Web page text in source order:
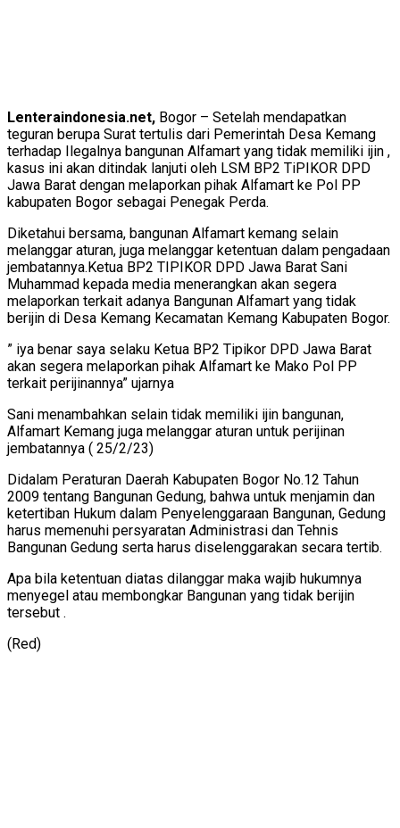
Lenteraindonesia.net, Bogor – Setelah mendapatkan
teguran berupa Surat tertulis dari Pemerintah Desa Kemang
terhadap Ilegalnya bangunan Alfamart yang tidak memiliki ijin ,
kasus ini akan ditindak lanjuti oleh LSM BP2 TiPIKOR DPD
Jawa Barat dengan melaporkan pihak Alfamart ke Pol PP
kabupaten Bogor sebagai Penegak Perda.
Diketahui bersama, bangunan Alfamart kemang selain
melanggar aturan, juga melanggar ketentuan dalam pengadaan
jembatannya. Ketua BP2 TIPIKOR DPD Jawa Barat Sani
Muhammad kepada media menerangkan akan segera
melaporkan terkait adanya Bangunan Alfamart yang tidak
berijin di Desa Kemang Kecamatan Kemang Kabupaten Bogor.
” iya benar saya selaku Ketua BP2 Tipikor DPD Jawa Barat
akan segera melaporkan pihak Alfamart ke Mako Pol PP
terkait perijinannya” ujarnya
Sani menambahkan selain tidak memiliki ijin bangunan,
Alfamart Kemang juga melanggar aturan untuk perijinan
jembatannya ( 25/2/23)
Didalam Peraturan Daerah Kabupaten Bogor No.12 Tahun
2009 tentang Bangunan Gedung, bahwa untuk menjamin dan
ketertiban Hukum dalam Penyelenggaraan Bangunan, Gedung
harus memenuhi persyaratan Administrasi dan Tehnis
Bangunan Gedung serta harus diselenggarakan secara tertib.
Apa bila ketentuan diatas dilanggar maka wajib hukumnya
menyegel atau membongkar Bangunan yang tidak berijin
tersebut .
(Red)